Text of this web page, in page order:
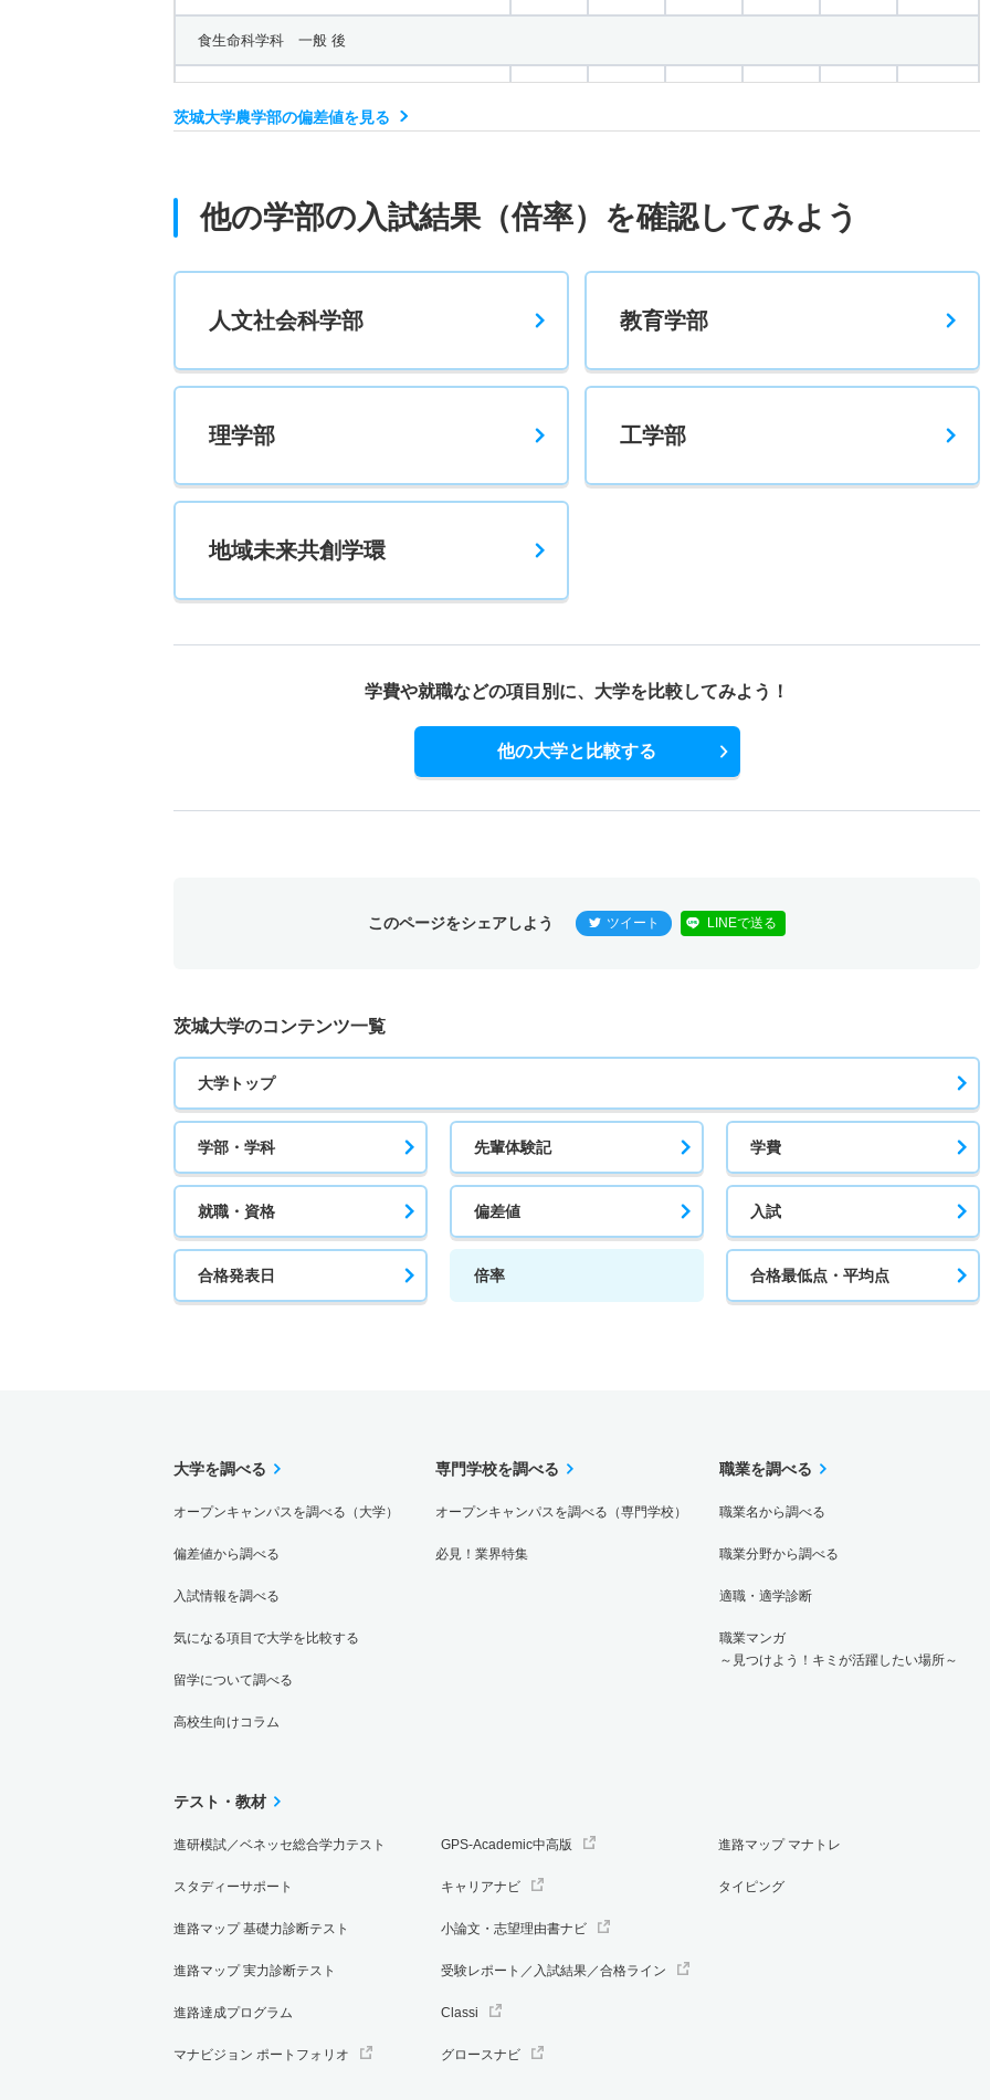
食生命科学科 一般 後
食生命科学科 推薦 専門高校推薦
24人 2.10倍 1.70倍 69人 66人 32人 50.70
地域総合農学科／応用植物科学コース 一般 後
8人 4倍 2.90倍 120人 44人 11人 56.90
地域総合農学科／応用植物科学コース 推薦 一般推薦
－ 1倍 1人 1人
茨城大学農学部の偏差値を見る
他の学部の入試結果（倍率）を確認してみよう
人文社会科学部 教育学部
理学部 工学部
地域未来共創学環
学費や就職などの項目別に、 大学を比較してみよう！
他の大学と比較する
このページをシェアしよう ツイート LINEで送る
茨城大学のコンテンツ一覧
大学トップ
学部・学科 先輩体験記 学費
就職・資格 偏差値 入試
合格発表日 倍率 合格最低点・平均点
大学を調べる
オープンキャンパスを調べる（大学）
偏差値から調べる
入試情報を調べる
気になる項目で大学を比較する
留学について調べる
高校生向けコラム
専門学校を調べる
オープンキャンパスを調べる（専門学校）
必見！業界特集
職業を調べる
職業名から調べる
職業分野から調べる
適職・適学診断
職業マンガ
～見つけよう！キミが活躍したい場所～
テスト・教材
進研模試／ベネッセ総合学力テスト
スタディーサポート
進路マップ 基礎力診断テスト
進路マップ 実力診断テスト
進路達成プログラム
マナビジョン ポートフォリオ
GPS-Academic中高版
キャリアナビ
小論文・志望理由書ナビ
受験レポート／入試結果／合格ライン
Classi
グロースナビ
進路マップ マナトレ
タイピング